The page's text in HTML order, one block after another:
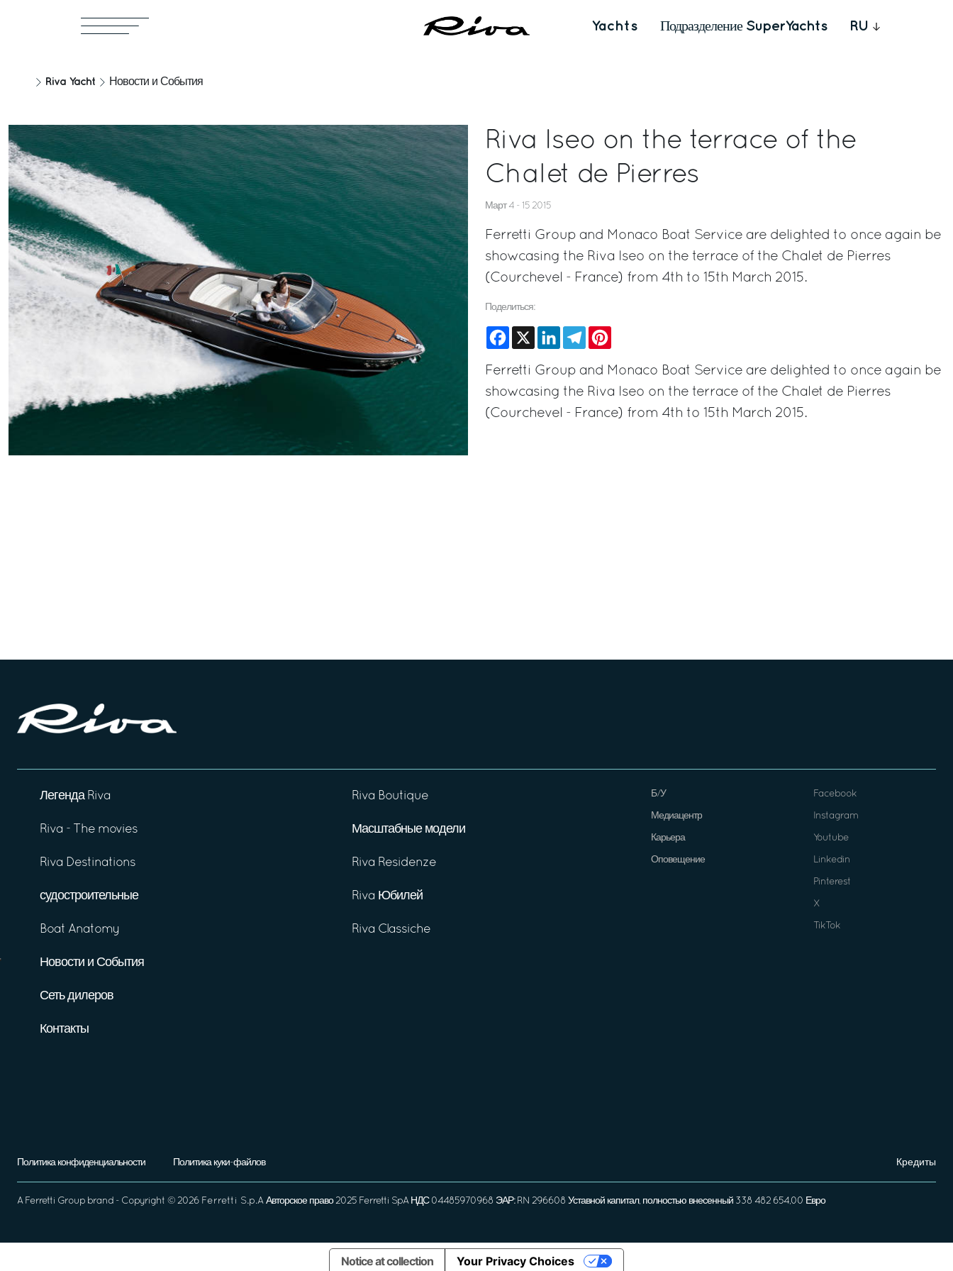
Yachts Подразделение SuperYachts RU
Riva Yacht Новости и События
Riva Iseo on the terrace of the
Chalet de Pierres
Март 4 - 15 2015
Ferretti Group and Monaco Boat Service are delighted to once again be
showcasing the Riva Iseo on the terrace of the Chalet de Pierres
(Courchevel - France) from 4th to 15th March 2015.
Поделиться:
Facebook
X LinkedInTelegram
Ferretti Group and Monaco Boat Service are delighted to once again be
showcasing the Riva Iseo on the terrace of the Chalet de Pierres
(Courchevel - France) from 4th to 15th March 2015.
Легенда Riva
Riva - The movies
Riva Destinations
судостроительные
Boat Anatomy
Новости и События
Сеть дилеров
Контакты
Riva Boutique
Масштабные модели
Riva Residenze
Riva Юбилей
Riva Classiche
Б/У
Медиацентр
Карьера
Оповещение
Facebook
Instagram
Youtube
Linkedin
Pinterest
X
TikTok
Политика конфиденциальности Политика куки-файлов Кредиты
A Ferretti Group brand - Copyright © 2026 Ferretti S.p.A Авторское право 2025 Ferretti SpA НДС 04485970968 ЭАР: RN 296608 Уставной капитал, полностью внесенный 338 482 654,00 Евро
Notice at collection Your Privacy Choices